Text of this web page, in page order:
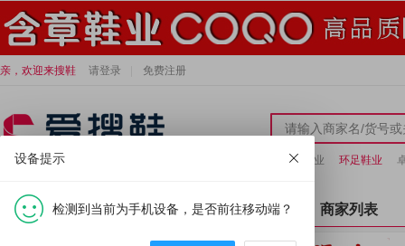
亲，欢迎来搜鞋 请登录 免费注册
小炫龙鞋业 环足鞋业
全部分类 首页 商家列表
设备提示
检测到当前为手机设备，是否前往移动端？